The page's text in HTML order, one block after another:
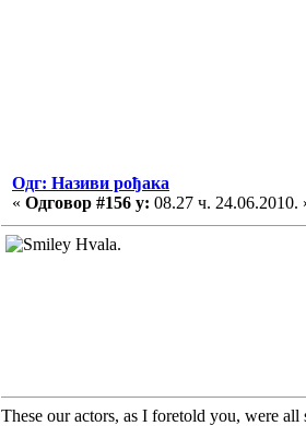
Одг: Називи рођака
« Одговор #156 у: 08.27 ч. 24.06.2010.
Hvala.
These our actors, as I foretold you, were